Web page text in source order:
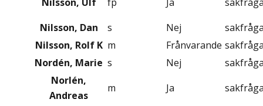
Nilsson, Dan
s Nej
Nilsson, Rolf K m Frånvarande
Nordén, Marie s Nej
Norlén,
Andreas
m Ja